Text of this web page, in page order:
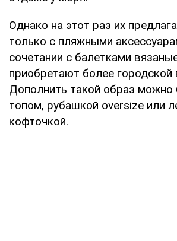
Однако на этот раз их
только с пляжными
сочетании с балетками
приобретают более городской
Дополнить такой образ
топом, рубашкой oversize или
кофточкой.